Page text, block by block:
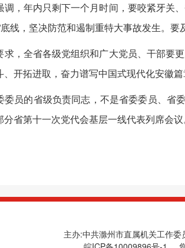
年内只剩下一个月时间，要咬紧牙关、
底线，坚决防范和遏制重特大事故发生。
全省各级党组织和广大党员、干部要更
、开拓进取，奋力谱写中国式现代化安徽
的省级负责同志，不是省委委员、省
分省第十一次党代会基层一线代表列席会
主办:中共滁州市直属机关工作